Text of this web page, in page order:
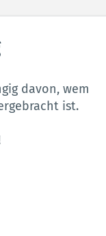
davon, wem
ist.